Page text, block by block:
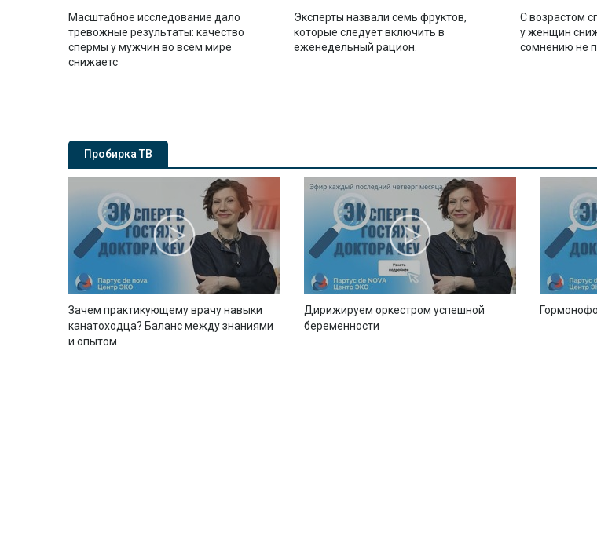
Масштабное исследование дало
тревожные результаты: качество
спермы у мужчин во всем мире
снижаетс
Эксперты назвали семь фруктов,
которые следует включить в
еженедельный рацион.
С возрастом
у женщин
сомнению не
Пробирка ТВ
Зачем практикующему врачу навыки
канатоходца? Баланс между знаниями
и опытом
Дирижируем оркестром успешной
беременности